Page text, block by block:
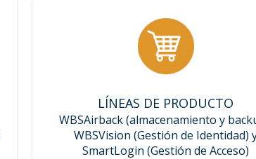
LÍNEAS DE PRODUCTO
WBSAirback (almacenamiento y
WBSVision (Gestión de Identidad)
SmartLogin (Gestión de Acceso)